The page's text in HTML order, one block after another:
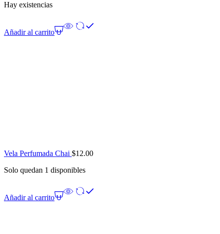
Hay existencias
Añadir al carrito
Vela Perfumada Chai $12.00
Solo quedan 1 disponibles
Añadir al carrito